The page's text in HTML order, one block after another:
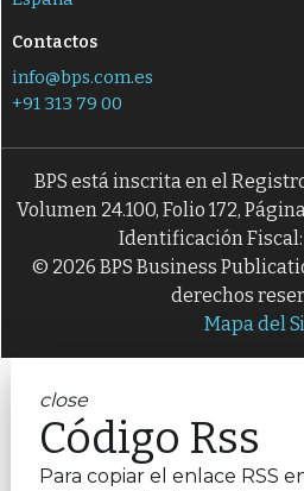
Contactos
info@bps.com.es
+91 313 79 00
BPS está inscrita en el
Volumen 24.100, Folio 172,
Identificación
© 2026 BPS Business
derechos
Mapa del
close
Código Rss
Para copiar el enlace RSS